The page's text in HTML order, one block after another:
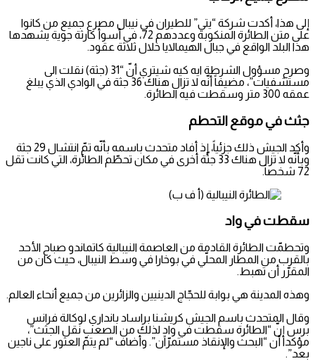
إلى هذا، أكدت شركة “يتي” للطيران في نيبال مصرع جميع من كانوا
على متن الطائرة المنكوبة وعددهم 72، في أسوأ كارثة جوية يشهدها
هذا البلد الواقع في جبال الهيمالايا خلال ثلاثة عقود.
وصرح مسؤول الشرطة ايه كيه شيتري أنّ “31 (جثة) نقلت الى
مستشفيات”، مضيفاً أنّه لا تزال هناك 36 جثة في الوادي الذي يبلغ
عمقه 300 متر وسقطت فيه الطائرة.
جثث في موقع التحطم
وأكد الجيش ذلك جزئياً، إذ أفاد متحدث باسمه بأنّه تمّ انتشال 29 جثة
وبأنّه لا تزال هناك 33 جثّة أخرى في مكان تحطّم الطائرة، التي كانت تقل
72 شخصاً.
سقطت في واد
وتحطمّت الطائرة القادمة من العاصمة النيبالية كاتماندو صباح الأحد
بالقرب من المطار المحلّي في بوخارا في وسط النيبال، حيث كان من
المقرّر أن تهبط.
وهذه المدينة هي بوابة للحجّاج الدينيين والزائرين من جميع أنحاء العالم.
وقال المتحدث باسم الجيش كريشنا براساد بانداري لوكالة فرانس
برس إنّ “الطائرة سقطت في وادٍ لذلك من الصعب نقل الجثث”،
مؤكدا أن “البحث والإنقاذ مستمرّان”. وأضاف “لم يتمّ العثور على ناجين
بعد”.